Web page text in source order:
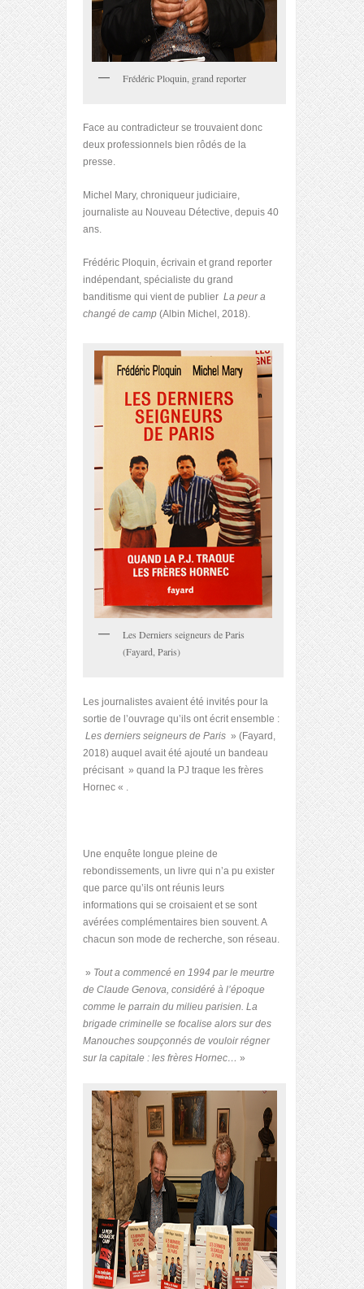
Frédéric Ploquin, grand reporter
Face au contradicteur se trouvaient donc
deux professionnels bien rôdés de la
presse.
Michel Mary, chroniqueur judiciaire,
journaliste au Nouveau Détective, depuis 40
ans.
Frédéric Ploquin, écrivain et grand reporter
indépendant, spécialiste du grand
banditisme qui vient de publier La peur a
changé de camp (Albin Michel, 2018).
Les Derniers seigneurs de Paris
(Fayard, Paris)
Les journalistes avaient été invités pour la
sortie de l’ouvrage qu’ils ont écrit ensemble :
Les derniers seigneurs de Paris » (Fayard,
2018) auquel avait été ajouté un bandeau
précisant » quand la PJ traque les frères
Hornec « .
Une enquête longue pleine de
rebondissements, un livre qui n’a pu exister
que parce qu’ils ont réunis leurs
informations qui se croisaient et se sont
avérées complémentaires bien souvent. A
chacun son mode de recherche, son réseau.
» Tout a commencé en 1994 par le meurtre
de Claude Genova, considéré à l’époque
comme le parrain du milieu parisien. La
brigade criminelle se focalise alors sur des
Manouches soupçonnés de vouloir régner
sur la capitale : les frères Hornec… »